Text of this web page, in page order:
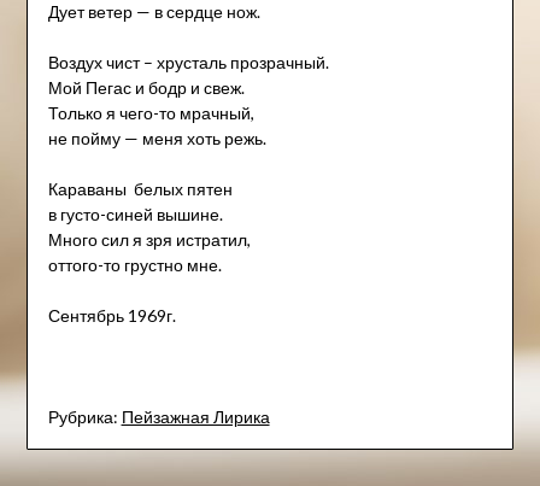
Дует ветер — в сердце нож.
Воздух чист – хрусталь прозрачный.
Мой Пегас и бодр и свеж.
Только я чего-то мрачный,
не пойму — меня хоть режь.
Караваны белых пятен
в густо-синей вышине.
Много сил я зря истратил,
оттого-то грустно мне.
Сентябрь 1969г.
Рубрика: Пейзажна​я Лирика